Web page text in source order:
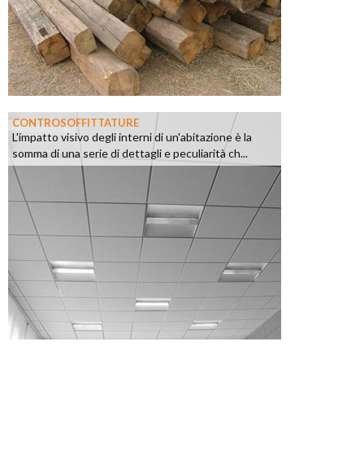
CONTROSOFFITTATURE
L'impatto visivo degli interni di un'abitazione è la
somma di una serie di dettagli e peculiarità ch...